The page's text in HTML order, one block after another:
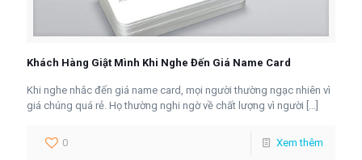
Khách Hàng Giật Mình Khi Nghe Đến Giá Name Card
Khi nghe nhắc đến giá name card, mọi người thường ngạc nhiên vì
giá chúng quá rẻ. Họ thường nghi ngờ về chất lượng vì người
0 Xem thêm